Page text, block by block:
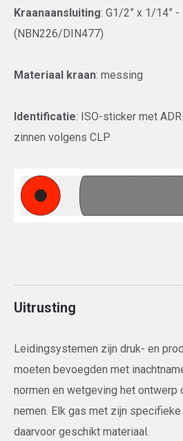
Kraanaansluiting: G1/2” x 1/14”
(NBN226/DIN477)
Materiaal kraan: messing
Identificatie: ISO-sticker met
zinnen volgens CLP
Uitrusting
Leidingsystemen zijn druk- en
moeten bevoegden met
normen en wetgeving het ontwerp
nemen. Elk gas met zijn
daarvoor geschikt materiaal.